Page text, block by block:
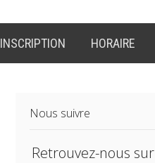
INSCRIPTION HORAIRE
Nous suivre
Retrouvez-nous sur